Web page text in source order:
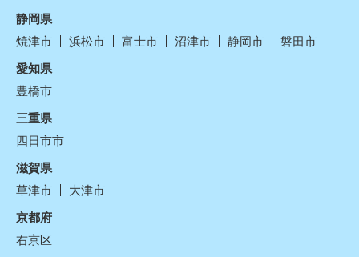
静岡県
焼津市
浜松市 富士市 沼津市 静岡市
磐田市
愛知県
豊橋市
三重県
四日市市
滋賀県
草津市
大津市
京都府
右京区